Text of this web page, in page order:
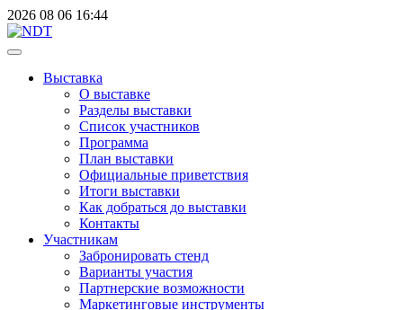
2026 08 06 16:44
Выставка
О выставке
Разделы выставки
Список участников
Программа
План выставки
Официальные приветствия
Итоги выставки
Как добраться до выставки
Контакты
Участникам
Забронировать стенд
Варианты участия
Партнерские возможности
Маркетинговые инструменты